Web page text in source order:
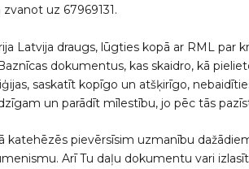
uz 67969131.
Latvija draugs, lūgties kopā ar RML par
dokumentus, kas skaidro, kā
saskatīt kopīgo un atšķirīgo,
un parādīt mīlestību, jo pēc tās pazīst
katehēzēs pievērsīsim uzmanību
Arī Tu daļu dokumentu vari